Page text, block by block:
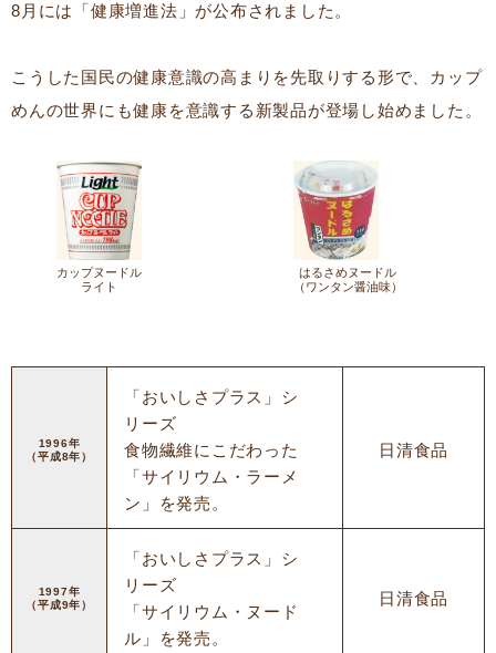
8月には「健康増進法」が公布されました。
こうした国民の健康意識の高まりを先取りする形で、カップ
めんの世界にも健康を意識する新製品が登場し始めました。
カップヌードル
ライト
はるさめヌードル
（ワンタン醤油味）
1996年
（平成8年）
「おいしさプラス」シ
リーズ
食物繊維にこだわった
「サイリウム・ラーメ
ン」を発売。
日清食品
1997年
（平成9年）
「おいしさプラス」シ
リーズ
「サイリウム・ヌード
ル」を発売。
日清食品